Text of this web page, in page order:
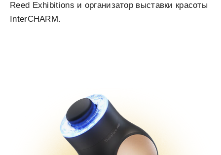
Reed Exhibitions и организатор выставки красоты
InterCHARM.